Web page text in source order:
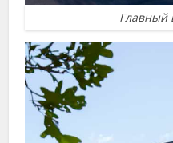
Главный